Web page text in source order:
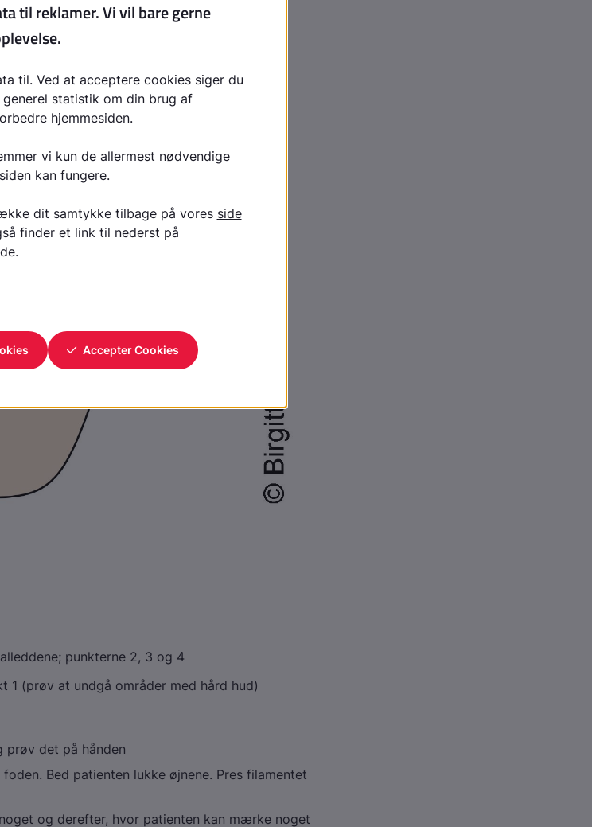
punkterne 2, 3 og 4
1 (prøv at undgå områder med hård hud)
prøv det på hånden
Bed patienten lukke øjnene. Pres filamentet
og derefter, hvor patienten kan mærke noget